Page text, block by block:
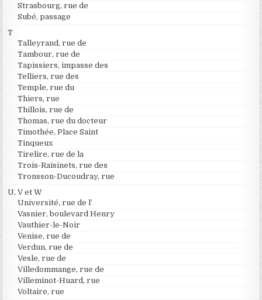
Strasbourg, rue de
Subé, passage
T
Talleyrand, rue de
Tambour, rue de
Tapissiers, impasse des
Telliers, rue des
Temple, rue du
Thiers, rue
Thillois, rue de
Thomas, rue du docteur
Timothée, Place Saint
Tinqueux
Tirelire, rue de la
Trois-Raisinets, rue des
Tronsson-Ducoudray, rue
U, V et W
Université, rue de l’
Vasnier, boulevard Henry
Vauthier-le-Noir
Venise, rue de
Verdun, rue de
Vesle, rue de
Villedommange, rue de
Villeminot-Huard, rue
Voltaire, rue